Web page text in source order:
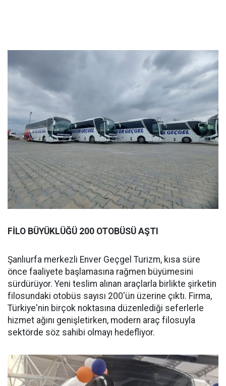
FİLO BÜYÜKLÜĞÜ 200 OTOBÜSÜ AŞTI
Şanlıurfa merkezli Enver Geçgel Turizm, kısa süre
önce faaliyete başlamasına rağmen büyümesini
sürdürüyor. Yeni teslim alınan araçlarla birlikte şirketin
filosundaki otobüs sayısı 200'ün üzerine çıktı. Firma,
Türkiye'nin birçok noktasına düzenlediği seferlerle
hizmet ağını genişletirken, modern araç filosuyla
sektörde söz sahibi olmayı hedefliyor.